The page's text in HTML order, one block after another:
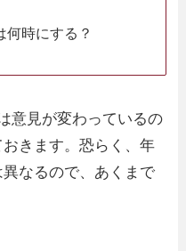
何時にする？
意見が変わっているの
きます。恐らく、年
なるので、あくまで